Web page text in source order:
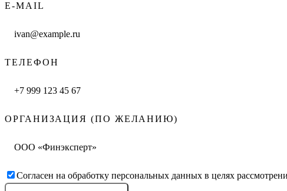
E-MAIL
ТЕЛЕФОН
ОРГАНИЗАЦИЯ (ПО ЖЕЛАНИЮ)
Согласен на обработку персональных данных в целях